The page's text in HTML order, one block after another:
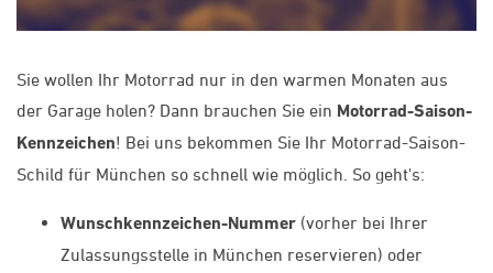
Sie wollen Ihr Motorrad nur in den warmen Monaten aus
der Garage holen? Dann brauchen Sie ein Motorrad-Saison-
Kennzeichen! Bei uns bekommen Sie Ihr Motorrad-Saison-
Schild für München so schnell wie möglich. So geht's:
Wunschkennzeichen-Nummer (vorher bei Ihrer
Zulassungsstelle in München reservieren) oder